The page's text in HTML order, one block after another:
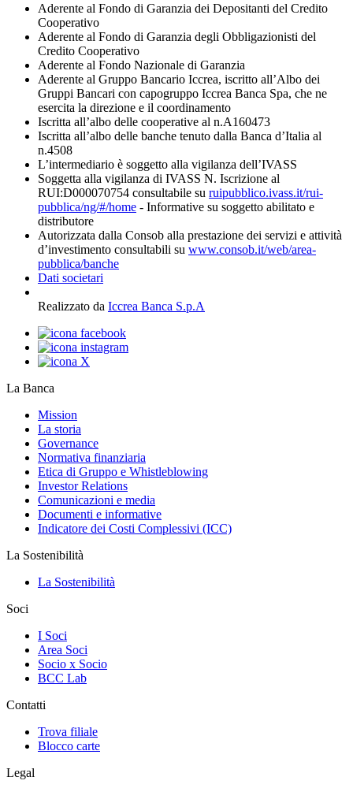
Aderente al Fondo di Garanzia dei Depositanti del Credito
Cooperativo
Aderente al Fondo di Garanzia degli Obbligazionisti del
Credito Cooperativo
Aderente al Fondo Nazionale di Garanzia
Aderente al Gruppo Bancario Iccrea, iscritto all’Albo dei
Gruppi Bancari con capogruppo Iccrea Banca Spa, che ne
esercita la direzione e il coordinamento
Iscritta all’albo delle cooperative al n.A160473
Iscritta all’albo delle banche tenuto dalla Banca d’Italia al
n.4508
L’intermediario è soggetto alla vigilanza dell’IVASS
Soggetta alla vigilanza di IVASS N. Iscrizione al
RUI:D000070754 consultabile su ruipubblico.ivass.it/rui-
pubblica/ng/#/home - Informative su soggetto abilitato e
distributore
Autorizzata dalla Consob alla prestazione dei servizi e attività
d’investimento consultabili su www.consob.it/web/area-
pubblica/banche
Dati societari
Realizzato da Iccrea Banca S.p.A
La Banca
Mission
La storia
Governance
Normativa finanziaria
Etica di Gruppo e Whistleblowing
Investor Relations
Comunicazioni e media
Documenti e informative
Indicatore dei Costi Complessivi (ICC)
La Sostenibilità
La Sostenibilità
Soci
I Soci
Area Soci
Socio x Socio
BCC Lab
Contatti
Trova filiale
Blocco carte
Legal